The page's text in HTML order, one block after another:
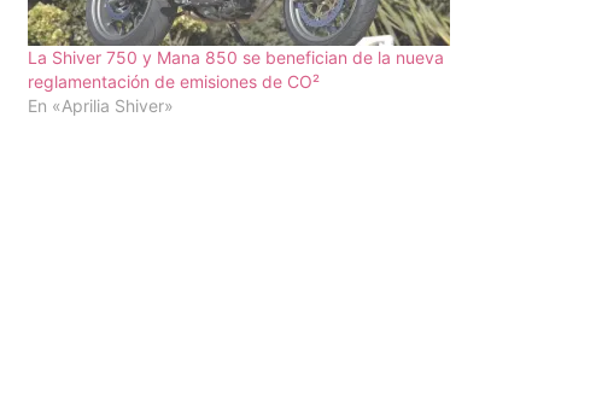
La Shiver 750 y Mana 850 se benefician de la nueva
reglamentación de emisiones de CO²
En «Aprilia Shiver»